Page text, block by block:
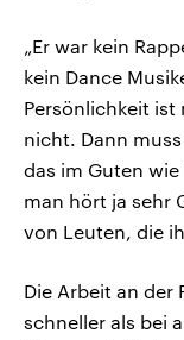
„Er war kein
kein Dance
Persönlichkeit ist
nicht. Dann
das im Guten
man hört ja sehr
von Leuten, die
Die Arbeit an der
schneller als bei